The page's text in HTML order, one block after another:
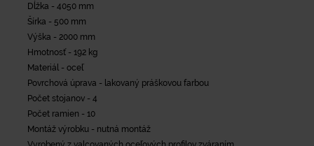
Dĺžka - 4050 mm
Šírka - 500 mm
Výška - 2000 mm
Hmotnosť - 192 kg
Materiál - oceľ
Povrchová úprava - lakovaný práškovou farbou
Počet stojanov - 4
Počet ramien - 10
Montáž výrobku - nutná montáž